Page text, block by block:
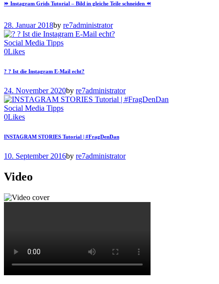
⏩ Instagram Grids Tutorial – Bild in gleiche Teile schneiden ⏪
28. Januar 2018by re7administrator
Social Media Tipps
0Likes
? ? Ist die Instagram E-Mail echt?
24. November 2020by re7administrator
Social Media Tipps
0Likes
INSTAGRAM STORIES Tutorial | #FragDenDan
10. September 2016by re7administrator
Video